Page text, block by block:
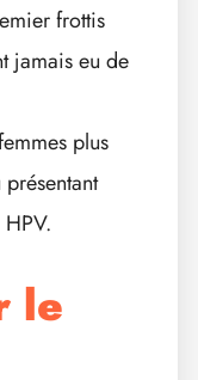
frottis
jamais eu de
plus
le